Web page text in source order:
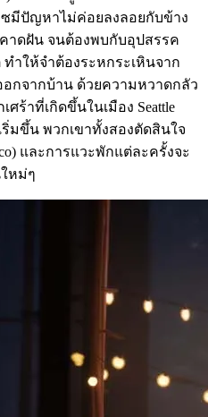
มีปัญหาไม่ค่อยลงลอยกับข้าง
าดฝัน จนต้องพบกับอุปสรรค
ำให้จำต้องระหกระเหินจาก
อกจากบ้าน ด้วยความหวาดกลัว
ร้าที่เกิดขึ้นในเมือง Seattle
มขึ้น พวกเขาทั้งสองตัดสินใจ
และการแวะพักแต่ละครั้งจะ
หม่ๆ